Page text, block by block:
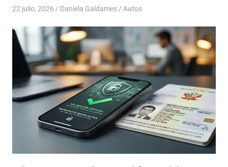
22 julio, 2026 Daniela Galdames Autos